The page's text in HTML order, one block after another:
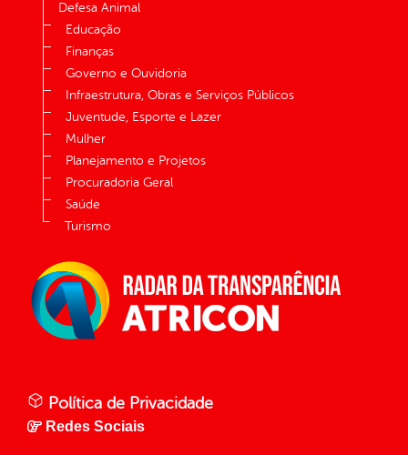
Defesa Animal
Educação
Finanças
Governo e Ouvidoria
Infraestrutura, Obras e Serviços Públicos
Juventude, Esporte e Lazer
Mulher
Planejamento e Projetos
Procuradoria Geral
Saúde
Turismo
Política de Privacidade
Redes Sociais